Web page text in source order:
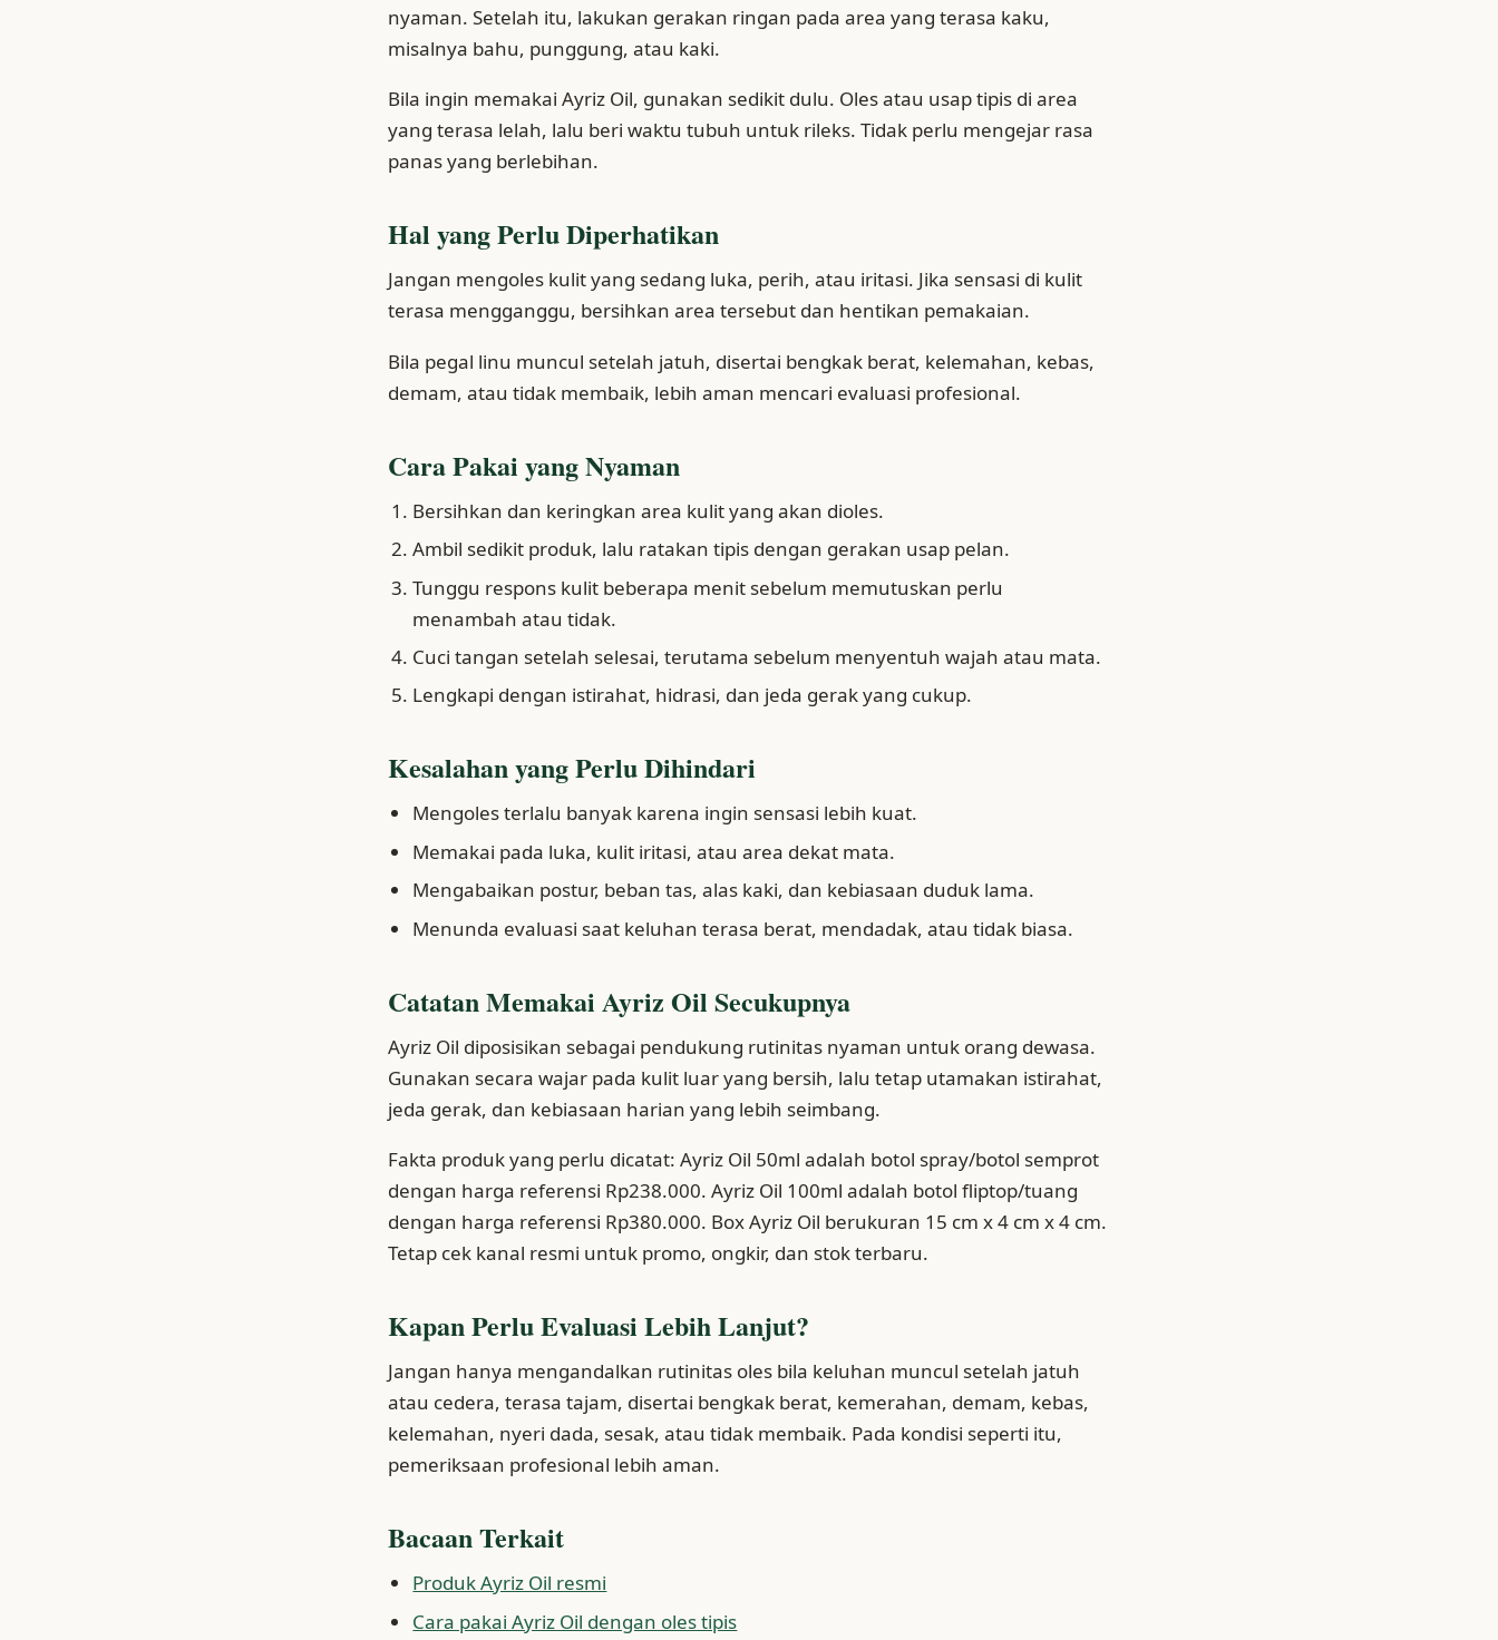
nyaman. Setelah itu, lakukan gerakan ringan pada area yang terasa kaku,
misalnya bahu, punggung, atau kaki.
Bila ingin memakai Ayriz Oil, gunakan sedikit dulu. Oles atau usap tipis di area
yang terasa lelah, lalu beri waktu tubuh untuk rileks. Tidak perlu mengejar rasa
panas yang berlebihan.
Hal yang Perlu Diperhatikan
Jangan mengoles kulit yang sedang luka, perih, atau iritasi. Jika sensasi di kulit
terasa mengganggu, bersihkan area tersebut dan hentikan pemakaian.
Bila pegal linu muncul setelah jatuh, disertai bengkak berat, kelemahan, kebas,
demam, atau tidak membaik, lebih aman mencari evaluasi profesional.
Cara Pakai yang Nyaman
Bersihkan dan keringkan area kulit yang akan dioles.
Ambil sedikit produk, lalu ratakan tipis dengan gerakan usap pelan.
Tunggu respons kulit beberapa menit sebelum memutuskan perlu
menambah atau tidak.
Cuci tangan setelah selesai, terutama sebelum menyentuh wajah atau mata.
Lengkapi dengan istirahat, hidrasi, dan jeda gerak yang cukup.
Kesalahan yang Perlu Dihindari
Mengoles terlalu banyak karena ingin sensasi lebih kuat.
Memakai pada luka, kulit iritasi, atau area dekat mata.
Mengabaikan postur, beban tas, alas kaki, dan kebiasaan duduk lama.
Menunda evaluasi saat keluhan terasa berat, mendadak, atau tidak biasa.
Catatan Memakai Ayriz Oil Secukupnya
Ayriz Oil diposisikan sebagai pendukung rutinitas nyaman untuk orang dewasa.
Gunakan secara wajar pada kulit luar yang bersih, lalu tetap utamakan istirahat,
jeda gerak, dan kebiasaan harian yang lebih seimbang.
Fakta produk yang perlu dicatat: Ayriz Oil 50ml adalah botol spray/botol semprot
dengan harga referensi Rp238.000. Ayriz Oil 100ml adalah botol fliptop/tuang
dengan harga referensi Rp380.000. Box Ayriz Oil berukuran 15 cm x 4 cm x 4 cm.
Tetap cek kanal resmi untuk promo, ongkir, dan stok terbaru.
Kapan Perlu Evaluasi Lebih Lanjut?
Jangan hanya mengandalkan rutinitas oles bila keluhan muncul setelah jatuh
atau cedera, terasa tajam, disertai bengkak berat, kemerahan, demam, kebas,
kelemahan, nyeri dada, sesak, atau tidak membaik. Pada kondisi seperti itu,
pemeriksaan profesional lebih aman.
Bacaan Terkait
Produk Ayriz Oil resmi
Cara pakai Ayriz Oil dengan oles tipis